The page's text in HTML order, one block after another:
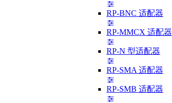
RP-BNC 适配器
RP-MMCX 适配器
RP-N 型适配器
RP-SMA 适配器
RP-SMB 适配器